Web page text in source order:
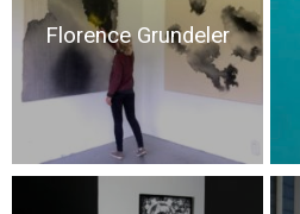
Florence Grundeler